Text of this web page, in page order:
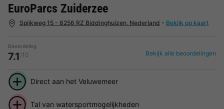
EuroParcs Zuiderzee
Spijkweg 15 - 8256 RZ Biddinghuizen, Nederland - Bekijk op kaart
Beoordeling
7.1 /10 Bekijk alle beoordelingen
Direct aan het Veluwemeer
Tal van watersportmogelijkheden